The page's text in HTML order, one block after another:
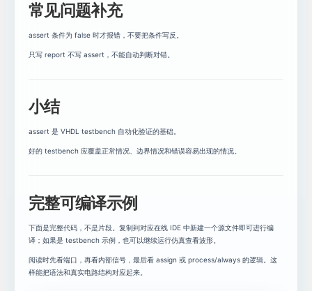
常见问题补充
assert 条件为 false 时才报错，不要把条件写反。
只写 report 不写 assert，不能自动判断对错。
小结
assert 是 VHDL testbench 自动化验证的基础。
好的 testbench 应覆盖正常情况、边界情况和错误容易出现的情况。
完整可编译示例
下面是完整代码，不是片段。复制到对应在线 IDE 中新建一个源文件即可进行编
译；如果是 testbench 示例，也可以继续运行仿真查看波形。
阅读时先看端口，再看内部信号，最后看 assign 或 process/always 的逻辑。这
样能把语法和真实电路结构对应起来。